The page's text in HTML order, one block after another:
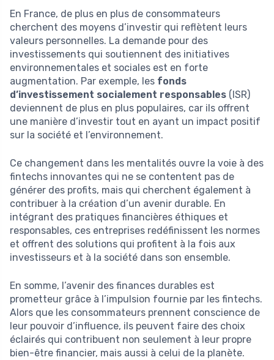
En France, de plus en plus de consommateurs
cherchent des moyens d’investir qui reflètent leurs
valeurs personnelles. La demande pour des
investissements qui soutiennent des initiatives
environnementales et sociales est en forte
augmentation. Par exemple, les fonds
d’investissement socialement responsables (ISR)
deviennent de plus en plus populaires, car ils offrent
une manière d’investir tout en ayant un impact positif
sur la société et l’environnement.
Ce changement dans les mentalités ouvre la voie à des
fintechs innovantes qui ne se contentent pas de
générer des profits, mais qui cherchent également à
contribuer à la création d’un avenir durable. En
intégrant des pratiques financières éthiques et
responsables, ces entreprises redéfinissent les normes
et offrent des solutions qui profitent à la fois aux
investisseurs et à la société dans son ensemble.
En somme, l’avenir des finances durables est
prometteur grâce à l’impulsion fournie par les fintechs.
Alors que les consommateurs prennent conscience de
leur pouvoir d’influence, ils peuvent faire des choix
éclairés qui contribuent non seulement à leur propre
bien-être financier, mais aussi à celui de la planète.